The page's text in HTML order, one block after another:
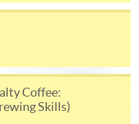
知」及繳交所需費用。
Coffee:
Skills)